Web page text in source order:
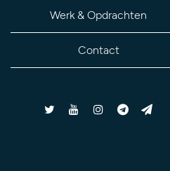
Werk & Opdrachten
Contact